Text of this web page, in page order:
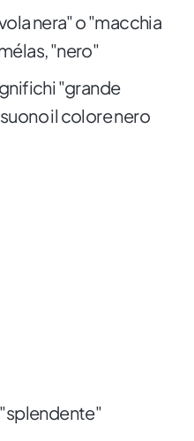
nera" o "macchia
"nero"
"grande
il colore nero